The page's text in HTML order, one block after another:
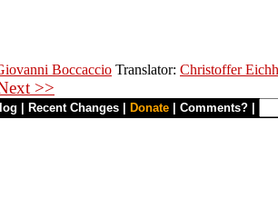
Boccaccio Translator: Christoffer
>>
Recent Changes Donate Comments?